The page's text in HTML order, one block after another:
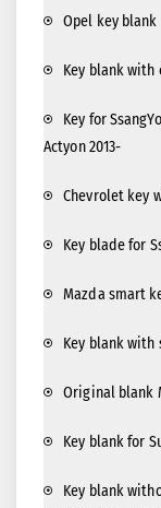
Opel key blank
Key blank with
Key for
Actyon 2013-
Chevrolet key
Key blade for
Mazda smart
Key blank with
Original blank
Key blank for
Key blank